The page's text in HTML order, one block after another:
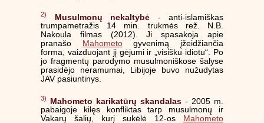
2) Musulmonų nekaltybė - anti-islamiškas
trumpametražis 14 min. trukmės rež. N.B.
Nakoula filmas (2012). Ji spasakoja apie
pranašo
Mahometogyvenimą įžeidžiančia
forma, vaizduojant jį gėjumi ir „visišku idiotu“. Po
jo fragmentų parodymo musulmoniškose šalyse
prasidėjo neramumai, Libijoje buvo nužudytas
JAV pasiuntinys.
3) Mahometo karikatūrų skandalas - 2005 m.
pabaigoje kilęs konfliktas tarp musulmonų ir
Vakarų šalių, kurį sukėlė 12-os
Mahometo